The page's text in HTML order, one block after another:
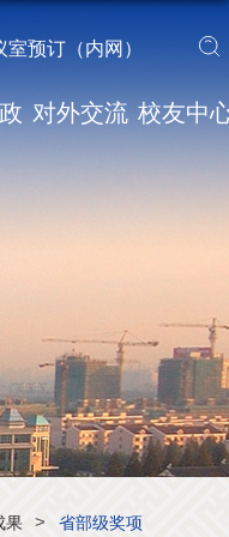
室预订（内网）
对外交流 校友中
果 > 省部级奖项